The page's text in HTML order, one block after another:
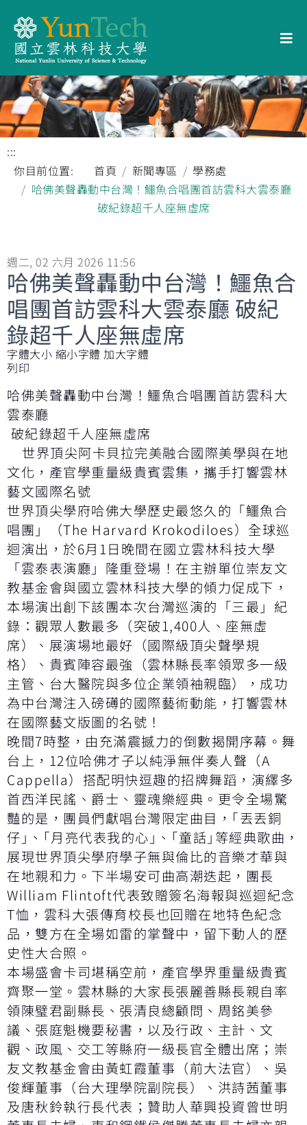
:::
你目前位置:
首頁 新聞專區
學務處
哈佛美聲轟動中台灣！鱷魚合唱團首訪雲科大雲泰廳
破紀錄超千人座無虛席
週二, 02 六月 2026 11:56
哈佛美聲轟動中台灣！鱷魚合
唱團首訪雲科大雲泰廳 破紀
錄超千人座無虛席
字體大小 縮小字體 加大字體
列印
哈佛美聲轟動中台灣！鱷魚合唱團首訪雲科大
雲泰廳
破紀錄超千人座無虛席
世界頂尖阿卡貝拉完美融合國際美學與在地
文化，產官學重量級貴賓雲集，攜手打響雲林
藝文國際名號
世界頂尖學府哈佛大學歷史最悠久的「鱷魚合
唱團」（The Harvard Krokodiloes）全球巡
迴演出，於6月1日晚間在國立雲林科技大學
「雲泰表演廳」隆重登場！在主辦單位崇友文
教基金會與國立雲林科技大學的傾力促成下，
本場演出創下該團本次台灣巡演的「三最」紀
錄：觀眾人數最多（突破1,400人、座無虛
席）、展演場地最好（國際級頂尖聲學規
格）、貴賓陣容最強（雲林縣長率領眾多一級
主管、台大醫院與多位企業領袖親臨），成功
為中台灣注入磅礡的國際藝術動能，打響雲林
在國際藝文版圖的名號！
晚間7時整，由充滿震撼力的倒數揭開序幕。舞
台上，12位哈佛才子以純淨無伴奏人聲（A
Cappella）搭配明快逗趣的招牌舞蹈，演繹多
首西洋民謠、爵士、靈魂樂經典。更令全場驚
豔的是，團員們獻唱台灣限定曲目，｢丟丟銅
仔｣、｢月亮代表我的心｣、｢童話｣等經典歌曲，
展現世界頂尖學府學子無與倫比的音樂才華與
在地親和力。下半場安可曲高潮迭起，團長
William Flintoft代表致贈簽名海報與巡迴紀念
T恤，雲科大張傳育校長也回贈在地特色紀念
品，雙方在全場如雷的掌聲中，留下動人的歷
史性大合照。
本場盛會卡司堪稱空前，產官學界重量級貴賓
齊聚一堂。雲林縣的大家長張麗善縣長親自率
領陳璧君副縣長、張清良總顧問、周銘美參
議、張庭魁機要秘書，以及行政、主計、文
觀、政風、交工等縣府一級長官全體出席；崇
友文教基金會由黃虹霞董事（前大法官）、吳
俊輝董事（台大理學院副院長）、洪詩茜董事
及唐秋鈴執行長代表；贊助人華興投資曾世明